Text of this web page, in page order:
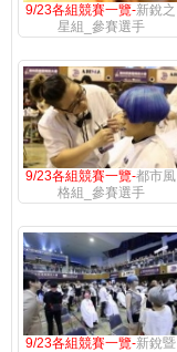
9/23各組競賽一覽-新銳之
星組_參賽選手
9/23各組競賽一覽-都市風
格組_參賽選手
9/23各組競賽一覽-新銳暨